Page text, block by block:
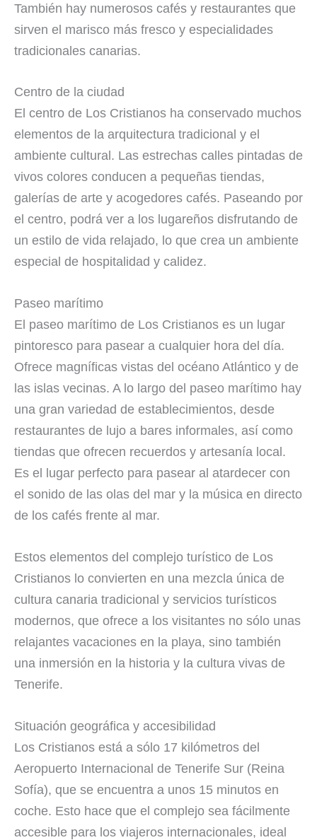
También hay numerosos cafés y restaurantes que
sirven el marisco más fresco y especialidades
tradicionales canarias.
Centro de la ciudad
El centro de Los Cristianos ha conservado muchos
elementos de la arquitectura tradicional y el
ambiente cultural. Las estrechas calles pintadas de
vivos colores conducen a pequeñas tiendas,
galerías de arte y acogedores cafés. Paseando por
el centro, podrá ver a los lugareños disfrutando de
un estilo de vida relajado, lo que crea un ambiente
especial de hospitalidad y calidez.
Paseo marítimo
El paseo marítimo de Los Cristianos es un lugar
pintoresco para pasear a cualquier hora del día.
Ofrece magníficas vistas del océano Atlántico y de
las islas vecinas. A lo largo del paseo marítimo hay
una gran variedad de establecimientos, desde
restaurantes de lujo a bares informales, así como
tiendas que ofrecen recuerdos y artesanía local.
Es el lugar perfecto para pasear al atardecer con
el sonido de las olas del mar y la música en directo
de los cafés frente al mar.
Estos elementos del complejo turístico de Los
Cristianos lo convierten en una mezcla única de
cultura canaria tradicional y servicios turísticos
modernos, que ofrece a los visitantes no sólo unas
relajantes vacaciones en la playa, sino también
una inmersión en la historia y la cultura vivas de
Tenerife.
Situación geográfica y accesibilidad
Los Cristianos está a sólo 17 kilómetros del
Aeropuerto Internacional de Tenerife Sur (Reina
Sofía), que se encuentra a unos 15 minutos en
coche. Esto hace que el complejo sea fácilmente
accesible para los viajeros internacionales, ideal